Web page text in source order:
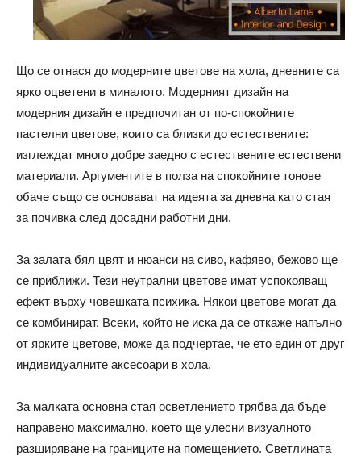
Що се отнася до модерните цветове на хола, дневните са
ярко оцветени в миналото. Модерният дизайн на
модерния дизайн е предпочитан от по-спокойните
пастелни цветове, които са близки до естествените:
изглеждат много добре заедно с естествените естествени
материали. Аргументите в полза на спокойните тонове
обаче също се основават на идеята за дневна като стая
за почивка след досадни работни дни.
За залата бял цвят и нюанси на сиво, кафяво, бежово ще
се приближи. Тези неутрални цветове имат успокояващ
ефект върху човешката психика. Някои цветове могат да
се комбинират. Всеки, който не иска да се откаже напълно
от ярките цветове, може да подчертае, че ето един от друг
индивидуалните аксесоари в хола.
За малката основна стая осветлението трябва да бъде
направено максимално, което ще улесни визуалното
разширяване на границите на помещението. Светлината